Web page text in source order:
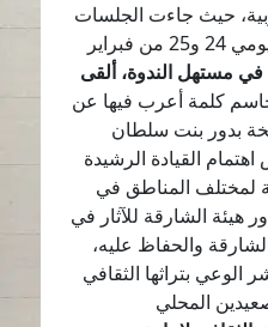
حيث جاءت الجلسات
النقاشية البحثية على مدى يومي 24 و25 من فبراير
مستهل الندوة، ألقى
كلمة أعرب فيها عن
بدور بنت سلطان
القيادة الرشيدة
لمختلف المناطق في
هيئة الشارقة للآثار في
والحفاظ عليه،
الوعي بتراثها الثقافي
المحلي